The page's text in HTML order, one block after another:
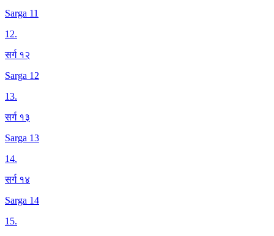
Sarga 11
12.
सर्ग १२
Sarga 12
13.
सर्ग १३
Sarga 13
14.
सर्ग १४
Sarga 14
15.